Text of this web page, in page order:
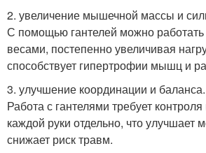
2. увеличение мышечной массы и
С помощью гантелей можно
весами, постепенно увеличивая
способствует гипертрофии мышц и
3. улучшение координации и баланса.
Работа с гантелями требует
каждой руки отдельно, что улучшает
снижает риск травм.